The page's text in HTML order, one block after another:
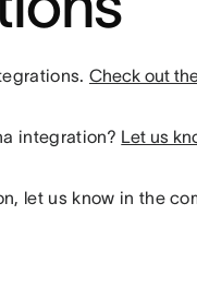
Check out
integration? Let us
let us know in the